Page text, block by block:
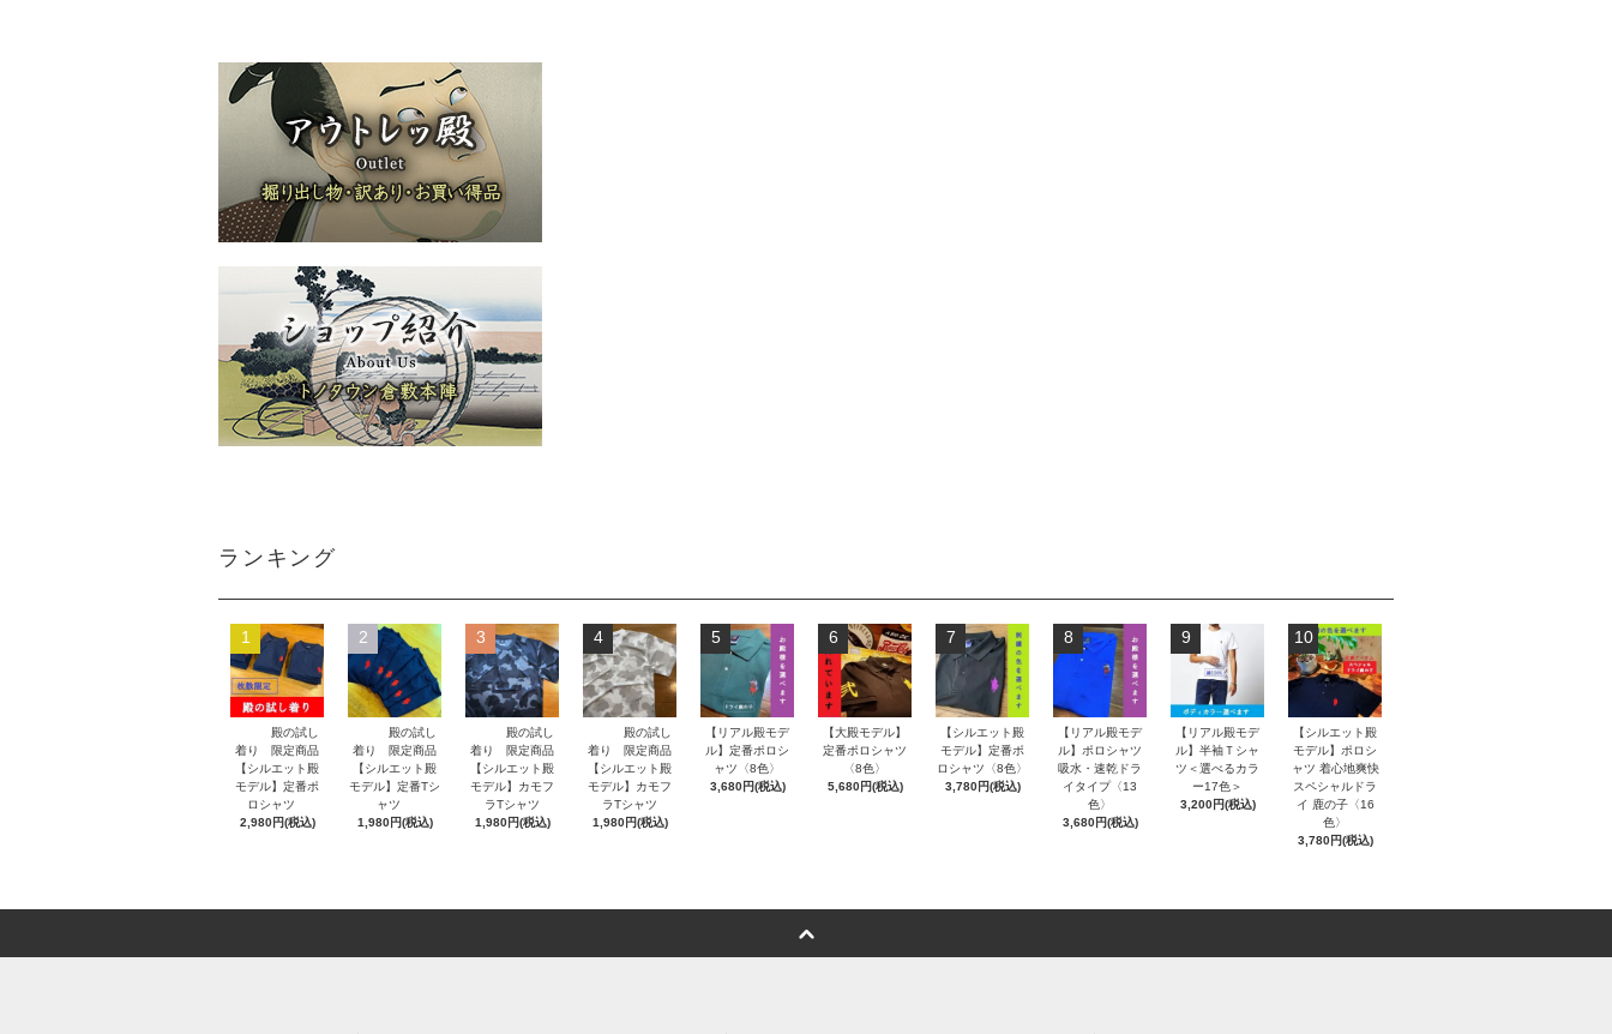
ランキング
1
殿の試し
着り 限定商品
【シルエット殿
モデル】定番ポ
ロシャツ
2,980円(税込)
2
殿の試し
着り 限定商品
【シルエット殿
モデル】定番Tシ
ャツ
1,980円(税込)
3
殿の試し
着り 限定商品
【シルエット殿
モデル】カモフ
ラTシャツ
1,980円(税込)
4
殿の試し
着り 限定商品
【シルエット殿
モデル】カモフ
ラTシャツ
1,980円(税込)
5
【リアル殿モデ
ル】定番ポロシ
ャツ〈8色〉
3,680円(税込)
6
【大殿モデル】
定番ポロシャツ
〈8色〉
5,680円(税込)
7
【シルエット殿
モデル】定番ポ
ロシャツ〈8色〉
3,780円(税込)
8
【リアル殿モデ
ル】ポロシャツ
吸水・速乾ドラ
イタイプ〈13
色〉
3,680円(税込)
9
【リアル殿モデ
ル】半袖Ｔシャ
ツ＜選べるカラ
ー17色＞
3,200円(税込)
10
【シルエット殿
モデル】ポロシ
ャツ 着心地爽快
スペシャルドラ
イ 鹿の子〈16
色〉
3,780円(税込)